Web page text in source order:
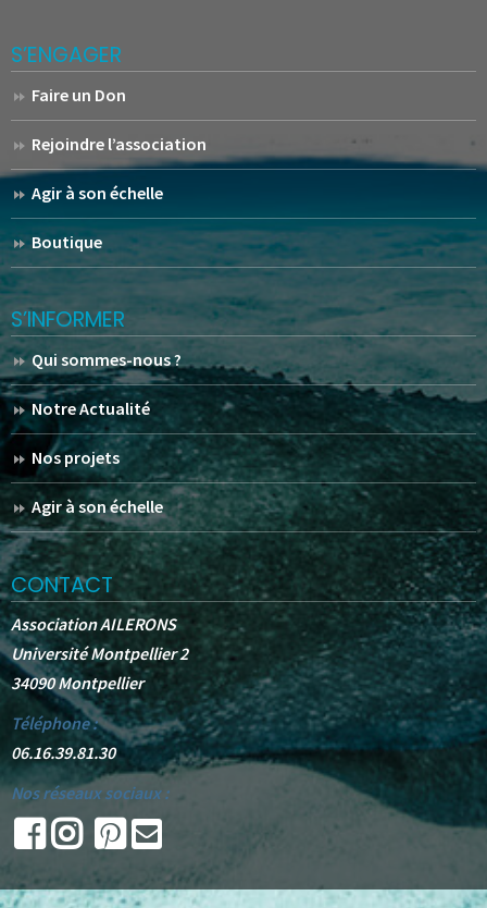
S’ENGAGER
Faire un Don
Rejoindre l’association
Agir à son échelle
Boutique
S’INFORMER
Qui sommes-nous ?
Notre Actualité
Nos projets
Agir à son échelle
CONTACT
Association AILERONS
Université Montpellier 2
34090 Montpellier
Téléphone :
06.16.39.81.30
Nos réseaux sociaux :